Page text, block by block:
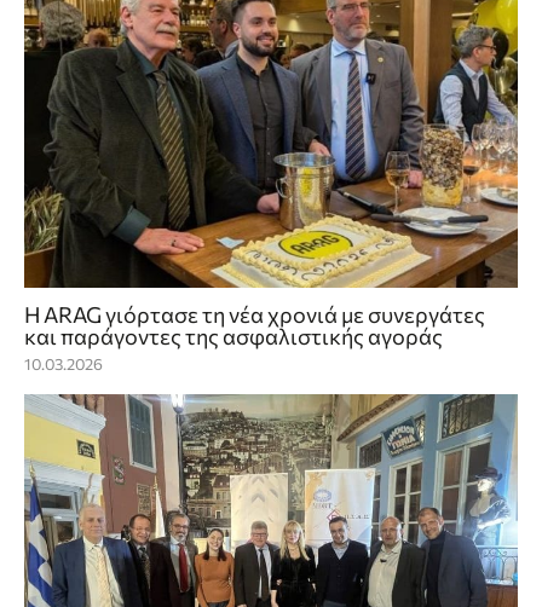
Η ARAG γιόρτασε τη νέα χρονιά με συνεργάτες
και παράγοντες της ασφαλιστικής αγοράς
10.03.2026